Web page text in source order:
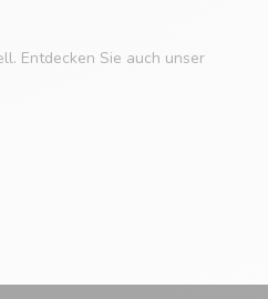
Entdecken Sie auch unser